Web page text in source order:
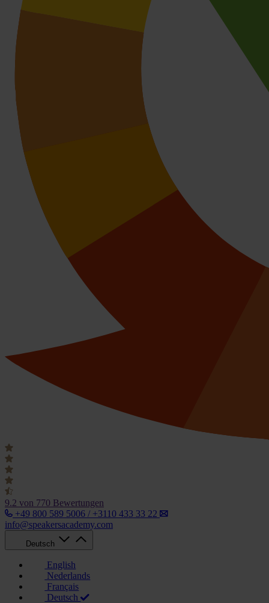
9.2 von 770 Bewertungen
+49 800 589 5006 / +3110 433 33 22
info@speakersacademy.com
Deutsch
English
Nederlands
Français
Deutsch